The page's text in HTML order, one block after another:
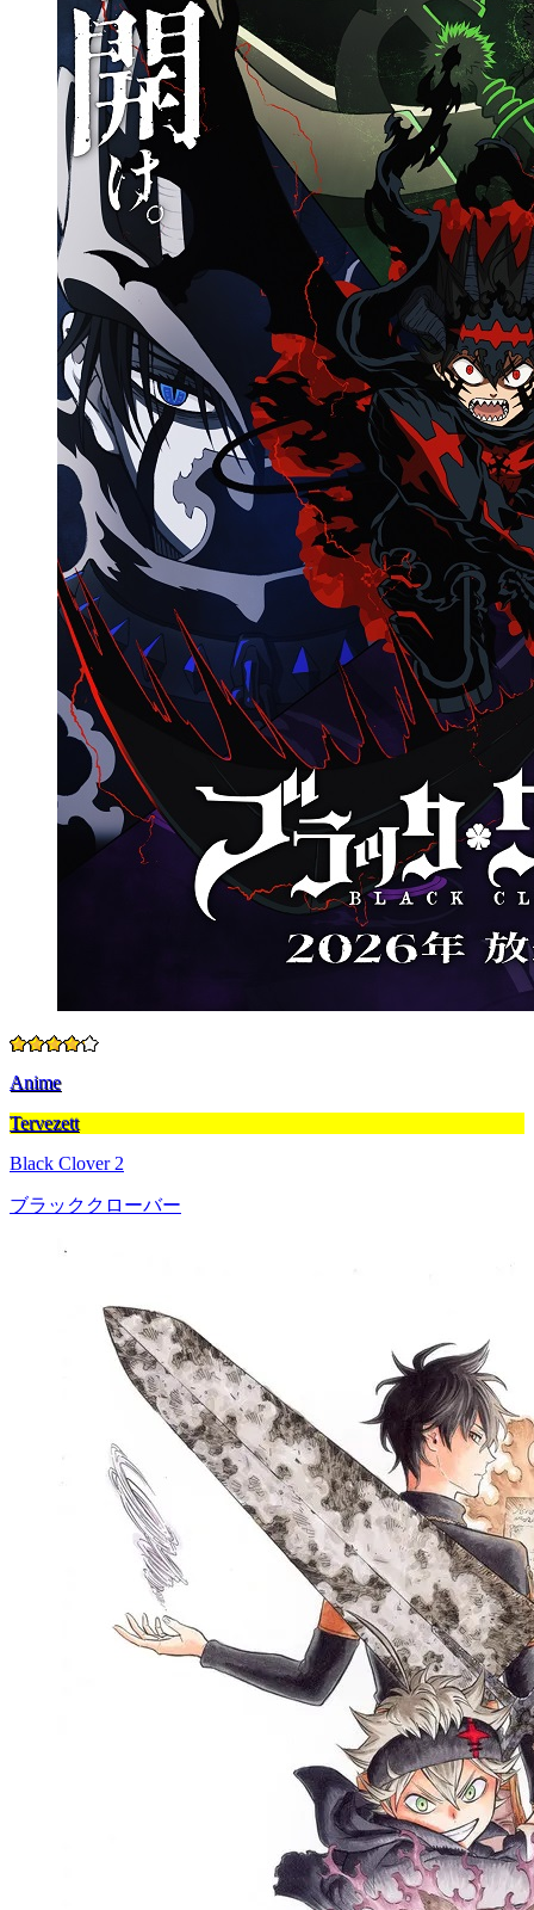
Anime
Tervezett
Black Clover 2
ブラッククローバー